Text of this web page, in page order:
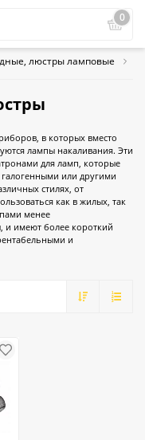
0
люстры ламповые
в которых вместо
лампы накаливания. Эти
для ламп, которые
или другими
стилях, от
как в жилых, так
менее
и имеют более короткий
и